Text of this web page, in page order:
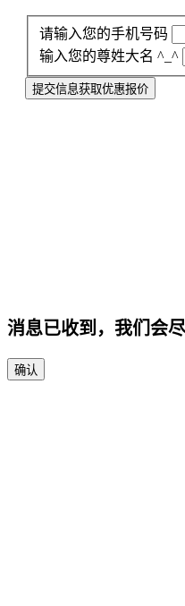
请输入您的手机号码
输入您的尊姓大名 ^_^
提交信息获取优惠报价
消息已收到，我们会
确认